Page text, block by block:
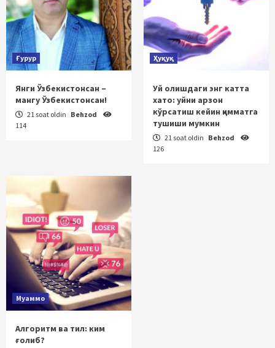
Ғурур
Янги Ўзбекистонсан –
мангу Ўзбекистонсан!
21 soat oldin Behzod
114
Ҳуқуқ
Уй олишдаги энг катта
хато: уйни арзон
кўрсатиш кейин қимматга
тушиши мумкин
21 soat oldin Behzod
126
Муаммо
Алгоритм ва тил: ким
ғолиб?